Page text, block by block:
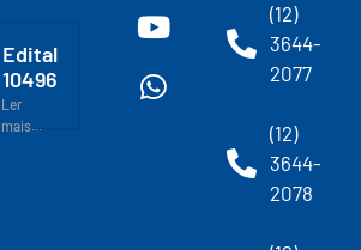
Edital
10496
Ler
mais...
(12)
3644-
2077
(12)
3644-
2078